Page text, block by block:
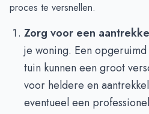
proces te versnellen.
Zorg voor een
je woning. Een
tuin kunnen een groot
voor heldere en
eventueel een